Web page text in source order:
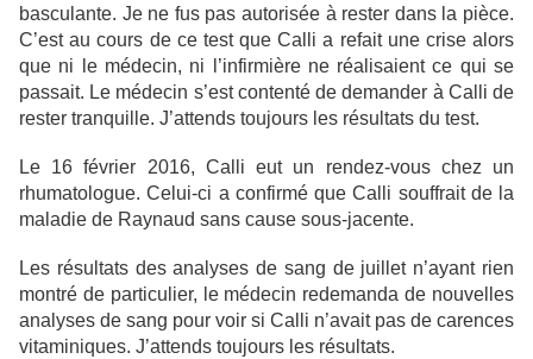
basculante. Je ne fus pas autorisée à rester dans la pièce.
C’est au cours de ce test que Calli a refait une crise alors
que ni le médecin, ni l’infirmière ne réalisaient ce qui se
passait. Le médecin s’est contenté de demander à Calli de
rester tranquille. J’attends toujours les résultats du test.
Le 16 février 2016, Calli eut un rendez-vous chez un
rhumatologue. Celui-ci a confirmé que Calli souffrait de la
maladie de Raynaud sans cause sous-jacente.
Les résultats des analyses de sang de juillet n’ayant rien
montré de particulier, le médecin redemanda de nouvelles
analyses de sang pour voir si Calli n’avait pas de carences
vitaminiques. J’attends toujours les résultats.